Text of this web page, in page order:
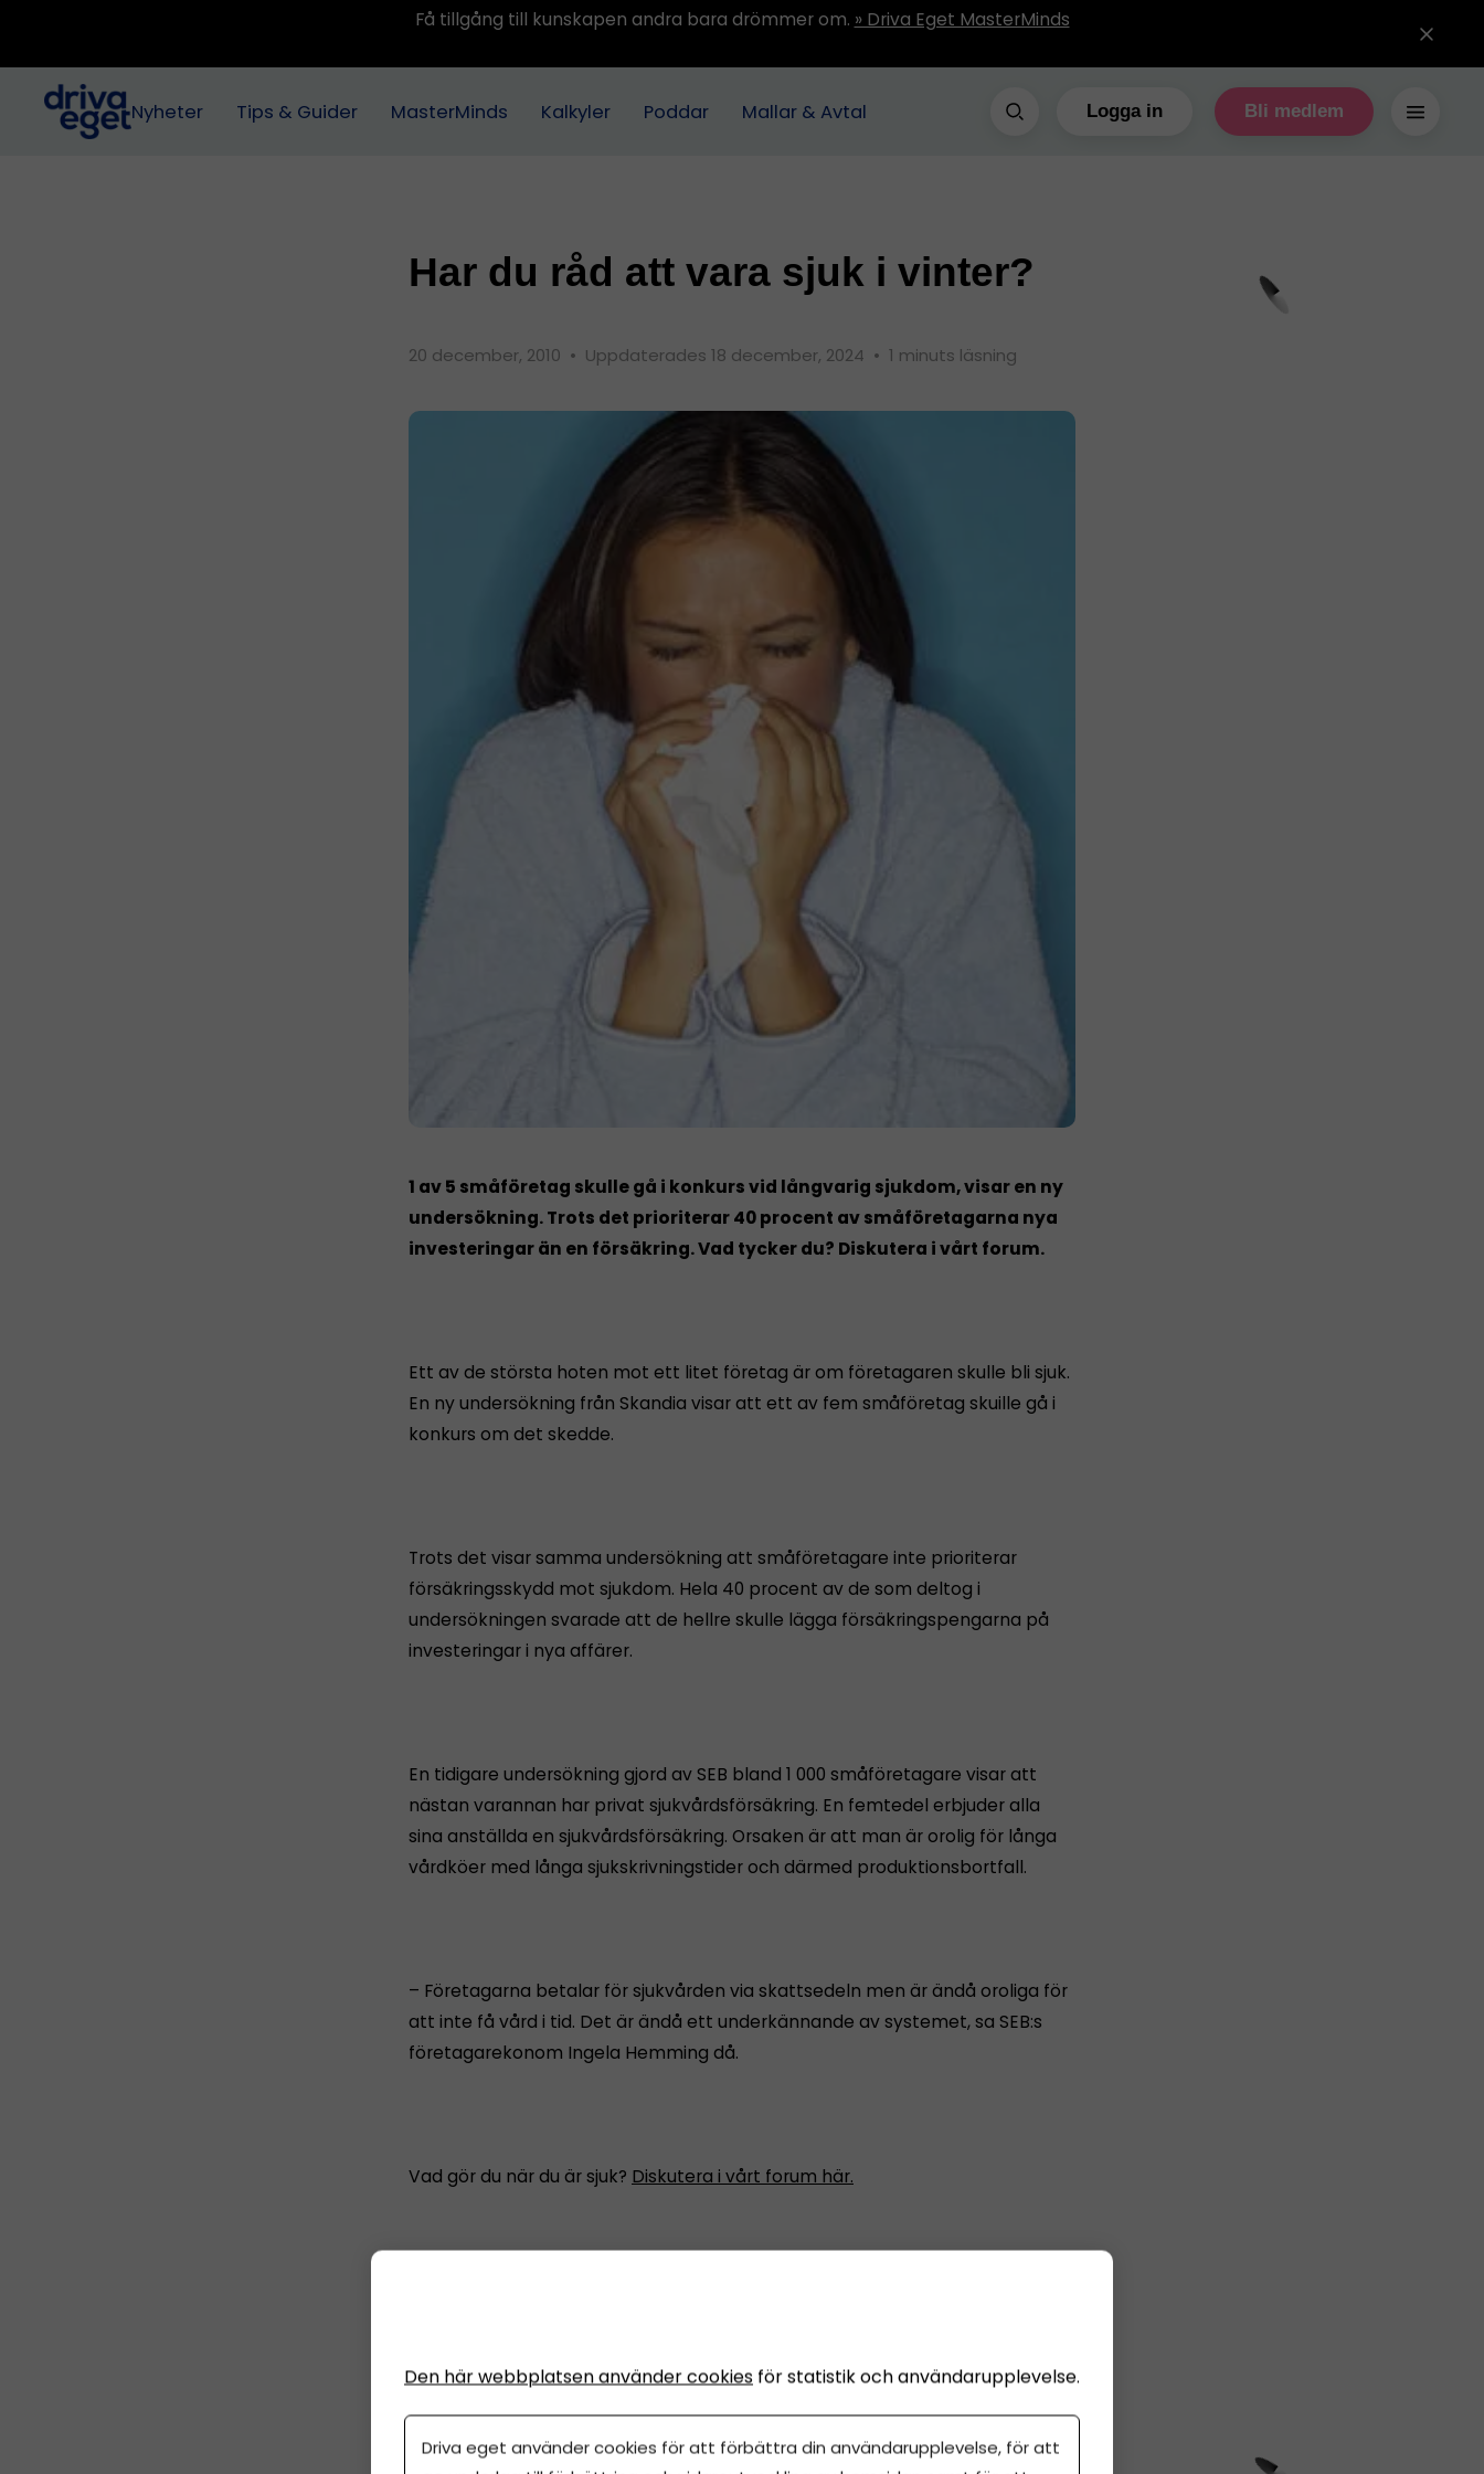
Få tillgång till kunskapen andra bara drömmer om. » Driva Eget MasterMinds
Nyheter Tips & Guider MasterMinds Kalkyler Poddar Mallar & Avtal Logga in Bli medlem
Har du råd att vara sjuk i vinter?
20 december, 2010 • Uppdaterades 18 december, 2024 • 1 minuts läsning
1 av 5 småföretag skulle gå i konkurs vid långvarig sjukdom, visar en ny
undersökning. Trots det prioriterar 40 procent av småföretagarna nya
investeringar än en försäkring. Vad tycker du? Diskutera i vårt forum.
Ett av de största hoten mot ett litet företag är om företagaren skulle bli sjuk.
En ny undersökning från Skandia visar att ett av fem småföretag skuille gå i
konkurs om det skedde.
Trots det visar samma undersökning att småföretagare inte prioriterar
försäkringsskydd mot sjukdom. Hela 40 procent av de som deltog i
undersökningen svarade att de hellre skulle lägga försäkringspengarna på
investeringar i nya affärer.
En tidigare undersökning gjord av SEB bland 1 000 småföretagare visar att
nästan varannan har privat sjukvårdsförsäkring. En femtedel erbjuder alla
sina anställda en sjukvårdsförsäkring. Orsaken är att man är orolig för långa
vårdköer med långa sjukskrivningstider och därmed produktionsbortfall.
– Företagarna betalar för sjukvården via skattsedeln men är ändå oroliga för
att inte få vård i tid. Det är ändå ett underkännande av systemet, sa SEB:s
företagarekonom Ingela Hemming då.
Vad gör du när du är sjuk? Diskutera i vårt forum här.
Den här webbplatsen använder cookies för statistik och användarupplevelse.
Driva eget använder cookies för att förbättra din användarupplevelse, för att